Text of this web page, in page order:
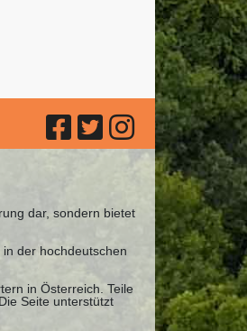
dar, sondern bietet
der hochdeutschen
in Österreich. Teile
Seite unterstützt